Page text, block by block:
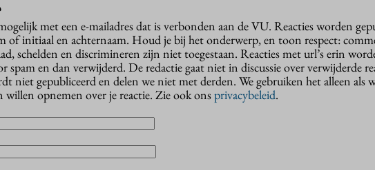
met een e-mailadres dat is verbonden aan de VU. Reacties worden
of initiaal en achternaam. Houd je bij het onderwerp, en toon respect:
schelden en discrimineren zijn niet toegestaan. Reacties met url’s erin
spam en dan verwijderd. De redactie gaat niet in discussie over verwijderde
niet gepubliceerd en delen we niet met derden. We gebruiken het alleen als
willen opnemen over je reactie. Zie ook onsprivacybeleid.